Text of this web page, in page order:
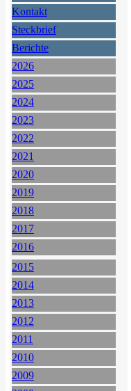
Kontakt
Steckbrief
Berichte
2026
2025
2024
2023
2022
2021
2020
2019
2018
2017
2016
2015
2014
2013
2012
2011
2010
2009